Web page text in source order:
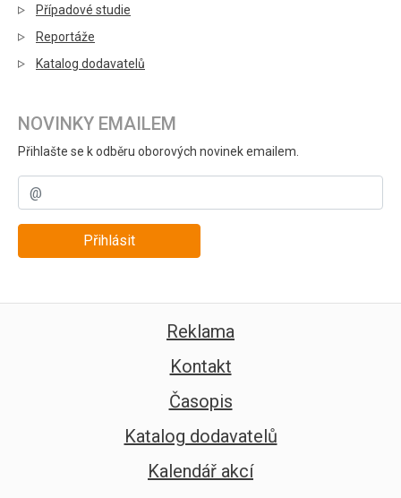
Případové studie
Reportáže
Katalog dodavatelů
NOVINKY EMAILEM
Přihlašte se k odběru oborových novinek emailem.
Přihlásit
Reklama
Kontakt
Časopis
Katalog dodavatelů
Kalendář akcí